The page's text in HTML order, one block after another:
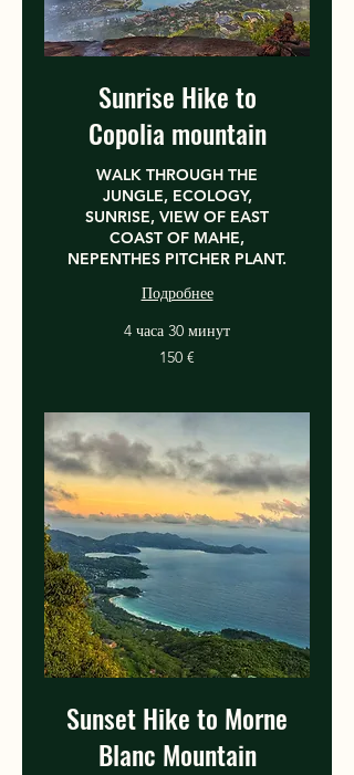
Sunrise Hike to
Copolia mountain
WALK THROUGH THE
JUNGLE, ECOLOGY,
SUNRISE, VIEW OF EAST
COAST OF MAHE,
NEPENTHES PITCHER PLANT.
Подробнее
4 часа 30 минут
150 €
Sunset Hike to Morne
Blanc Mountain